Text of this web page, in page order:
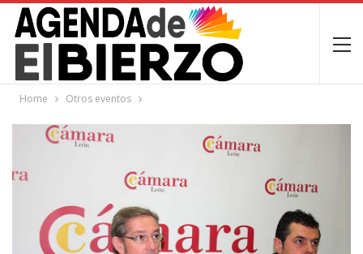
Home Otros eventos